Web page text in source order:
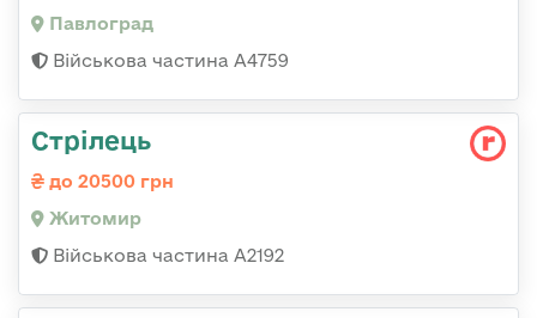
Павлоград
Військова частина А4759
Стрілець
до 20500 грн
Житомир
Військова частина А2192